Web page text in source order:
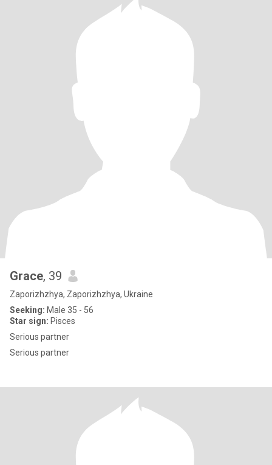
Grace, 39
Zaporizhzhya, Zaporizhzhya, Ukraine
Seeking: Male 35 - 56
Star sign: Pisces
Serious partner
Serious partner